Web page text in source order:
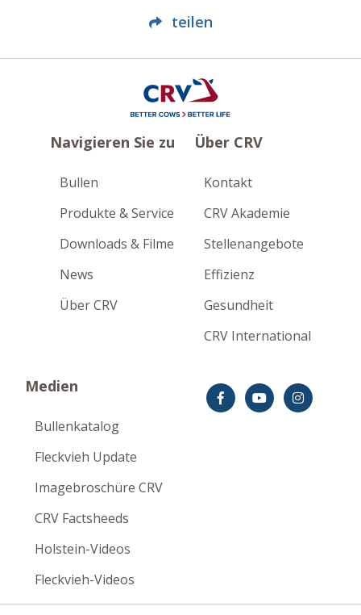
teilen
Navigieren Sie zu
Bullen
Produkte & Service
Downloads & Filme
News
Über CRV
Über CRV
Kontakt
CRV Akademie
Stellenangebote
Effizienz
Gesundheit
CRV International
Medien
Bullenkatalog
Fleckvieh Update
Imagebroschüre CRV
CRV Factsheeds
Holstein-Videos
Fleckvieh-Videos